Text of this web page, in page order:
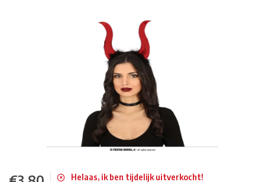
Helaas, ik ben tijdelijk uitverkocht!